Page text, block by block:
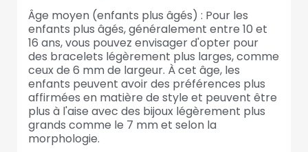
Âge moyen (enfants plus âgés) : Pour les
enfants plus âgés, généralement entre 10 et
16 ans, vous pouvez envisager d'opter pour
des bracelets légèrement plus larges, comme
ceux de 6 mm de largeur. À cet âge, les
enfants peuvent avoir des préférences plus
affirmées en matière de style et peuvent être
plus à l'aise avec des bijoux légèrement plus
grands comme le 7 mm et selon la
morphologie.